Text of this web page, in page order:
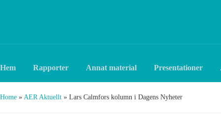
Hem Rapporter Annat material Presentationer
Home » AER Aktuellt » Lars Calmfors kolumn i Dagens Nyheter